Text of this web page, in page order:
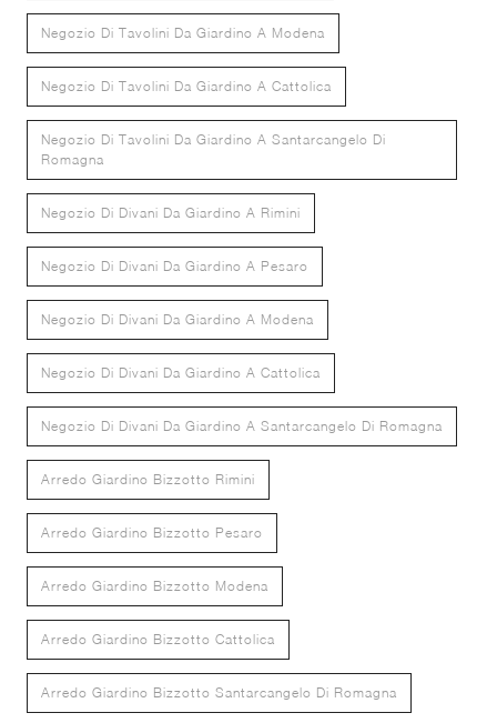
Negozio Di Tavolini Da Giardino A Modena
Negozio Di Tavolini Da Giardino A Cattolica
Negozio Di Tavolini Da Giardino A Santarcangelo Di
Romagna
Negozio Di Divani Da Giardino A Rimini
Negozio Di Divani Da Giardino A Pesaro
Negozio Di Divani Da Giardino A Modena
Negozio Di Divani Da Giardino A Cattolica
Negozio Di Divani Da Giardino A Santarcangelo Di Romagna
Arredo Giardino Bizzotto Rimini
Arredo Giardino Bizzotto Pesaro
Arredo Giardino Bizzotto Modena
Arredo Giardino Bizzotto Cattolica
Arredo Giardino Bizzotto Santarcangelo Di Romagna